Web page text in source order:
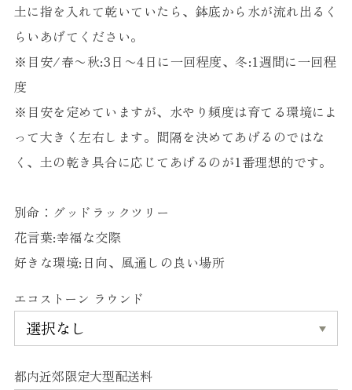
土に指を入れて乾いていたら、鉢底から水が流れ出るく
らいあげてください。
※目安/春〜秋:3日〜4日に一回程度、冬:1週間に一回程
度
※目安を定めていますが、水やり頻度は育てる環境によ
って大きく左右します。間隔を決めてあげるのではな
く、土の乾き具合に応じてあげるのが1番理想的です。
別命：グッドラックツリー
花言葉:幸福な交際
好きな環境:日向、風通しの良い場所
エコストーン ラウンド
都内近郊限定大型配送料